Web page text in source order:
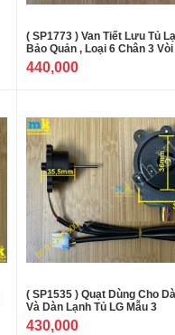
( SP1773 ) Van Tiết Lưu Tủ
Bảo Quản , Loại 6 Chân 3 Vòi
440,000
( SP1535 ) Quạt Dùng Cho
Và Dàn Lạnh Tủ LG Mẫu 3
430,000